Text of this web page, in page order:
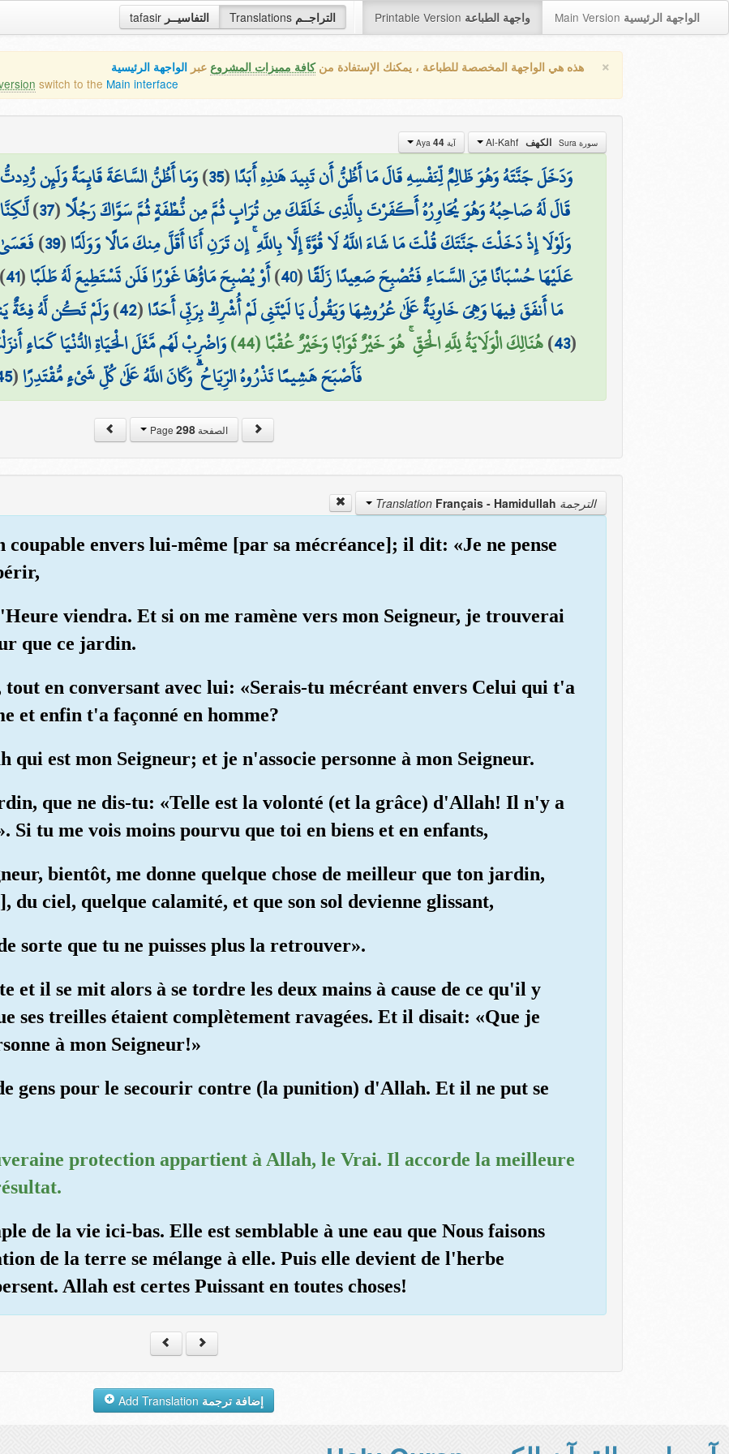
tafasir التفاسيــر Translations التراجــم Printable Version واجهة الطباعة Main Version الواجهة الرئيسية
× هذه هي الواجهة المخصصة للطباعة ، يمكنك الإستفادة منكافة مميزات المشروع عبر الواجهة الرئيسية
switch to the Main interface
سورة Sura الكهف آية Aya 44
وَدَخَلَ جَنَّتَهُ وَهُوَ ظَالِمٌ لِّنَفْسِهِ قَالَ مَا أَظُنُّ أَن تَبِيدَ هَٰذِهِ أَبَدًا(
35
)وَمَا أَظُنُّ السَّاعَةَ قَائِمَةً وَلَئِن
قَالَ لَهُ صَاحِبُهُ وَهُوَ يُحَاوِرُهُ أَكَفَرْتَ بِالَّذِي خَلَقَكَ مِن تُرَابٍ ثُمَّ مِن نُّطْفَةٍ ثُمَّ سَوَّاكَ رَجُلًا(
37
)
وَلَوْلَا إِذْ دَخَلْتَ جَنَّتَكَ قُلْتَ مَا شَاءَ اللَّهُ لَا قُوَّةَ إِلَّا بِاللَّهِ ۚ إِن تَرَنِ أَنَا أَقَلَّ مِنكَ مَالًا وَوَلَدًا(
39
)
عَلَيْهَا حُسْبَانًا مِّنَ السَّمَاءِ فَتُصْبِحَ صَعِيدًا زَلَقًا(
40
)أَوْ يُصْبِحَ مَاؤُهَا غَوْرًا فَلَن تَسْتَطِيعَ لَهُ طَلَبًا(
41
مَا أَنفَقَ فِيهَا وَهِيَ خَاوِيَةٌ عَلَىٰ عُرُوشِهَا وَيَقُولُ يَا لَيْتَنِي لَمْ أُشْرِكْ بِرَبِّي أَحَدًا(
42
)وَلَمْ تَكُن لَّهُ فِئَةٌ
(
43
)هُنَالِكَ الْوَلَايَةُ لِلَّهِ الْحَقِّ ۚ هُوَ خَيْرٌ ثَوَابًا وَخَيْرٌ عُقْبًا (44)
وَاضْرِبْ لَهُم مَّثَلَ الْحَيَاةِ الدُّنْيَا كَمَاءٍ
فَأَصْبَحَ هَشِيمًا تَذْرُوهُ الرِّيَاحُ ۗ وَكَانَ اللَّهُ عَلَىٰ كُلِّ شَيْءٍ مُّقْتَدِرًا(
الصفحة Page298
الترجمة Translation Français - Hamidullah
envers lui-même [par sa mécréance]; il dit: «Je ne pense
viendra. Et si on me ramène vers mon Seigneur, je trouverai
que ce jardin.
en conversant avec lui: «Serais-tu mécréant envers Celui qui t'a
et enfin t'a façonné en homme?
qui est mon Seigneur; et je n'associe personne à mon Seigneur.
que ne dis-tu: «Telle est la volonté (et la grâce) d'Allah! Il n'y a
Si tu me vois moins pourvu que toi en biens et en enfants,
bientôt, me donne quelque chose de meilleur que ton jardin,
ciel, quelque calamité, et que son sol devienne glissant,
sorte que tu ne puisses plus la retrouver».
et il se mit alors à se tordre les deux mains à cause de ce qu'il y
ses treilles étaient complètement ravagées. Et il disait: «Que je
à mon Seigneur!»
gens pour le secourir contre (la punition) d'Allah. Et il ne put se
protection appartient à Allah, le Vrai. Il accorde la meilleure
de la vie ici-bas. Elle est semblable à une eau que Nous faisons
de la terre se mélange à elle. Puis elle devient de l'herbe
Allah est certes Puissant en toutes choses!
إضافة ترجمة